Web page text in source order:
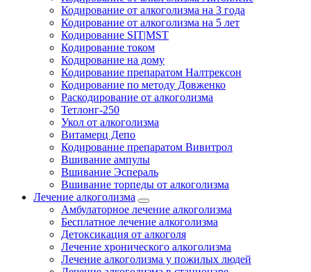
Кодирование от алкоголизма на 3 года
Кодирование от алкоголизма на 5 лет
Кодирование SIT|MST
Кодирование током
Кодирование на дому
Кодирование препаратом Налтрексон
Кодирование по методу Довженко
Раскодирование от алкоголизма
Тетлонг-250
Укол от алкоголизма
Витамерц Депо
Кодирование препаратом Вивитрол
Вшивание ампулы
Вшивание Эспераль
Вшивание торпеды от алкоголизма
Лечение алкоголизма
Амбулаторное лечение алкоголизма
Бесплатное лечение алкоголизма
Детоксикация от алкоголя
Лечение хронического алкоголизма
Лечение алкоголизма у пожилых людей